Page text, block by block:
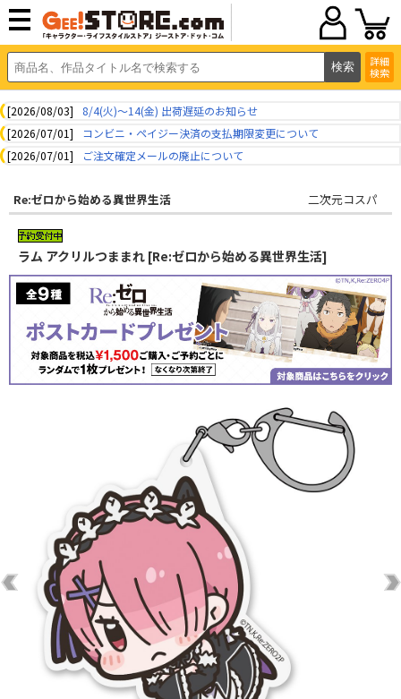
詳細
検索
[2026/08/03]
8/4(火)～14(金) 出荷遅延のお知らせ
[2026/07/01]
コンビニ・ペイジー決済の支払期限変更について
[2026/07/01]
ご注文確定メールの廃止について
Re:ゼロから始める異世界生活 二次元コスパ
ラム アクリルつままれ [Re:ゼロから始める異世界生活]